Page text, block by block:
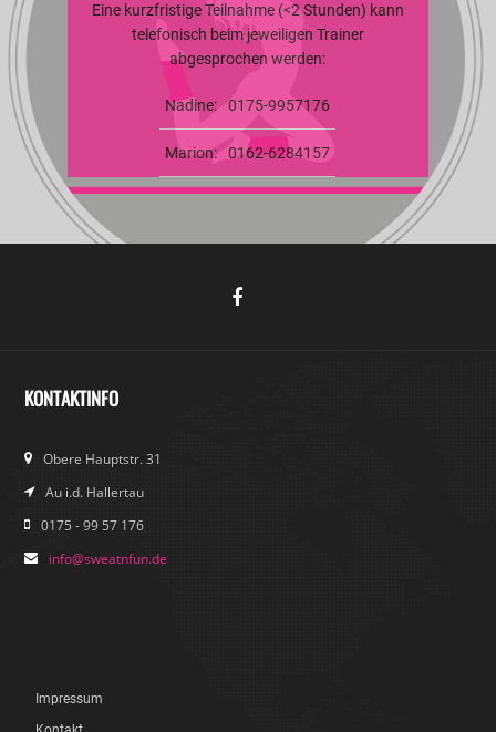
Eine kurzfristige Teilnahme (<2 Stunden) kann
telefonisch beim jeweiligen Trainer
abgesprochen werden:
Nadine: 0175-9957176
Marion: 0162-6284157
KONTAKTINFO
Obere Hauptstr. 31
Au i.d. Hallertau
0175 - 99 57 176
info@sweatnfun.de
Impressum